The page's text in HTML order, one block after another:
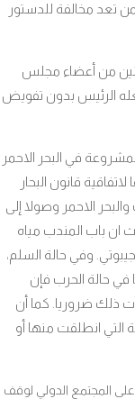
تعد مخالفة للدستور
من أعضاء مجلس
الرئيس بدون تفويض
في البحر الاحمر
قانون البحار
والبحر الاحمر وصولا إلى
ان باب المندب مياه
وفي حالة السلم،
في حالة الحرب فإن
ذلك ضروريا. كما أن
التي انطلقت منها أو
على المجتمع الدولي لوقف